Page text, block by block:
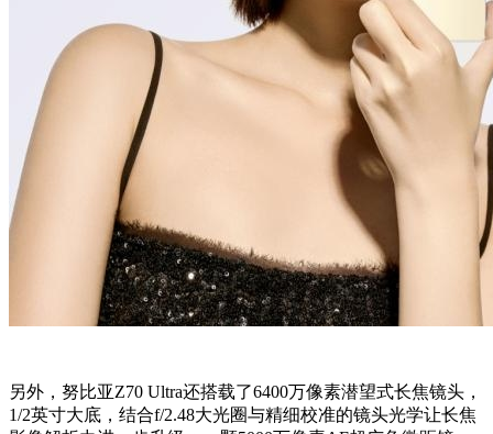
另外，努比亚Z70 Ultra还搭载了6400万像素潜望式长焦镜头，
1/2英寸大底，结合f/2.48大光圈与精细校准的镜头光学让长焦